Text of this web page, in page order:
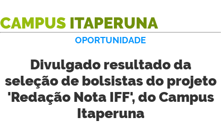
CAMPUS ITAPERUNA
OPORTUNIDADE
Divulgado resultado da
seleção de bolsistas do projeto
'Redação Nota IFF', do Campus
Itaperuna